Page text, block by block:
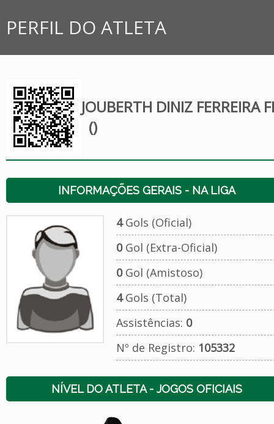
PERFIL DO ATLETA
JOUBERTH DINIZ FERREIRA
()
INFORMAÇÕES GERAIS - NA LIGA
4Gols (Oficial)
0Gol (Extra-Oficial)
0Gol (Amistoso)
4Gols (Total)
Assistências: 0
Nº de Registro: 105332
NÍVEL DO ATLETA - JOGOS OFICIAIS